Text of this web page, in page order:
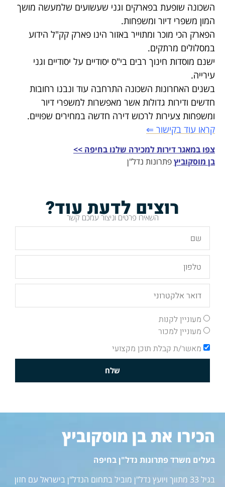
השכונה שופעת בפארקים וגני שעשועים שלמעשה מושך
המון משפרי דיור ומשפחות.
הפארק הכי מוכר ומתוייר באזור הינו פארק קק"ל הידוע
במסלולים מרתקים.
ישנם מוסדות חינוך רבים בי"ס יסודיים על יסודיים וגני
עירייה.
בשנים האחרונות השכונה התרחבה עוד ונבנו רחובות
חדשים ודירות גדולות אשר מאפשרות למשפרי דיור
ומשפחות צעירות לרכוש דירה חדשה במחירים שפויים.
קראו עוד בקישור ⇐
צפו במאגר דירות למכירה שלנו בחיפה >>
בן מוסקוביץפתרונות נדל"ן
רוצים לדעת עוד?
השאירו פרטים וניצור עמכם קשר
מעוניין לקנות
מעוניין למכור
מאשר/ת קבלת תוכן מקצועי
שלח
הכירו את בן מוסקוביץ
בעלים משרד פתרונות נדל"ן בחיפה
בגיל 33 מתווך ויועץ נדל"ן מוביל בתחום הנדל"ן בישראל עם חזון